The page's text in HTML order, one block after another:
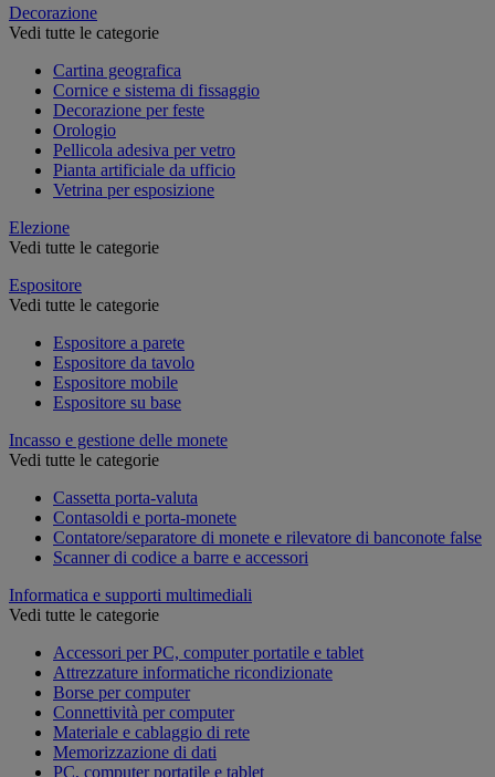
Decorazione
Vedi tutte le categorie
Cartina geografica
Cornice e sistema di fissaggio
Decorazione per feste
Orologio
Pellicola adesiva per vetro
Pianta artificiale da ufficio
Vetrina per esposizione
Elezione
Vedi tutte le categorie
Espositore
Vedi tutte le categorie
Espositore a parete
Espositore da tavolo
Espositore mobile
Espositore su base
Incasso e gestione delle monete
Vedi tutte le categorie
Cassetta porta-valuta
Contasoldi e porta-monete
Contatore/separatore di monete e rilevatore di banconote false
Scanner di codice a barre e accessori
Informatica e supporti multimediali
Vedi tutte le categorie
Accessori per PC, computer portatile e tablet
Attrezzature informatiche ricondizionate
Borse per computer
Connettività per computer
Materiale e cablaggio di rete
Memorizzazione di dati
PC, computer portatile e tablet